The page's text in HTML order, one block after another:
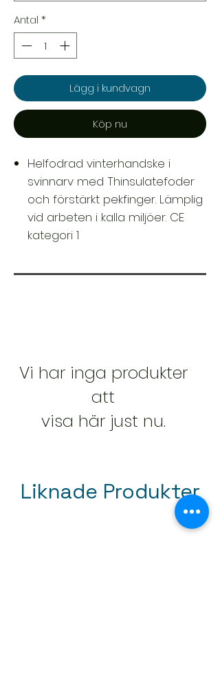
Antal *
Lägg i kundvagn
Köp nu
Helfodrad vinterhandske i
svinnarv med Thinsulatefoder
och förstärkt pekfinger. Lämplig
vid arbeten i kalla miljöer. CE
kategori 1
Vi har inga produkter
att
visa här just nu.
Liknade Produkter